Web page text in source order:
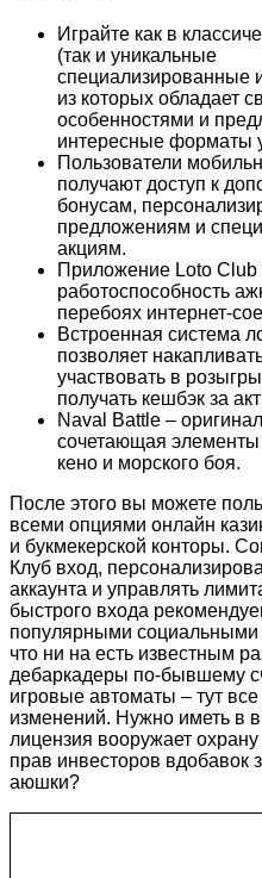
Играйте как в
(так и уникальные
специализированные
из которых обладает
особенностями и
интересные форматы
Пользователи
получают доступ к
бонусам,
предложениям и
акциям.
Приложение Loto Club
работоспособность
перебоях интернет-
Встроенная система
позволяет
участвовать в
получать кешбэк за
Naval Battle –
сочетающая элементы
кено и морского боя.
После этого вы можете
всеми опциями онлайн
и букмекерской конторы.
Клуб вход,
аккаунта и управлять
быстрого входа
популярными
что ни на есть известным
дебаркадеры по-бывшему
игровые автоматы – тут
изменений. Нужно иметь в
лицензия вооружает охрану
прав инвесторов вдобавок
аюшки?